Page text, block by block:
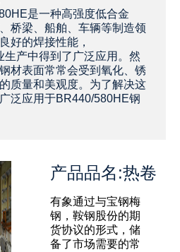
是一种高强度低合金
桥梁、船舶、车辆等制造领
好的焊接性能，
生产中得到了广泛应用。然
材表面常常会受到氧化、锈
质量和美观度。为了解决这
泛应用于BR440/580HE钢
产品品名:热卷
有象通过与宝钢梅
钢，鞍钢股份的期
货协议的形式，储
备了市场需要的常